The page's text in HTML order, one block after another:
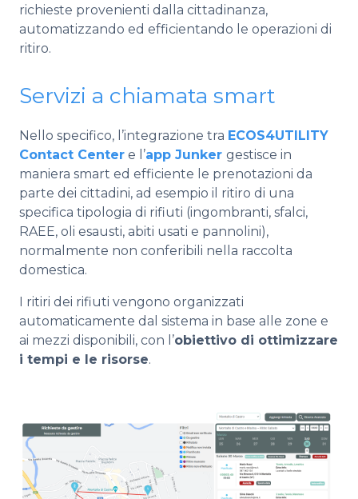
richieste provenienti dalla cittadinanza,
automatizzando ed efficientando le operazioni di
ritiro.
Servizi a chiamata smart
Nello specifico, l’integrazione tra ECOS4UTILITY
Contact Center e l’app Junker gestisce in
maniera smart ed efficiente le prenotazioni da
parte dei cittadini, ad esempio il ritiro di una
specifica tipologia di rifiuti (ingombranti, sfalci,
RAEE, oli esausti, abiti usati e pannolini),
normalmente non conferibili nella raccolta
domestica.
I ritiri dei rifiuti vengono organizzati
automaticamente dal sistema in base alle zone e
ai mezzi disponibili, con l’obiettivo di ottimizzare
i tempi e le risorse.